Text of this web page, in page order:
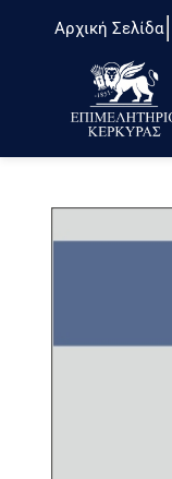
Αρχική Σελίδα